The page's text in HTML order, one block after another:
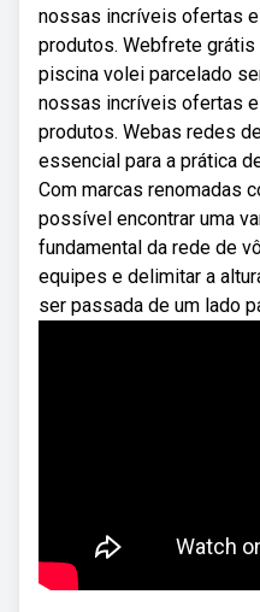
nossas incríveis ofertas
produtos. Webfrete
piscina volei parcelado
nossas incríveis ofertas
produtos. Webas redes
essencial para a prática
Com marcas renomadas
possível encontrar uma
fundamental da rede de
equipes e delimitar a
ser passada de um lado